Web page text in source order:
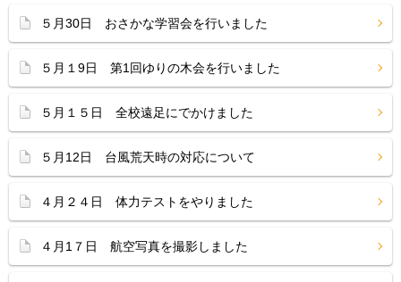
５月30日 おさかな学習会を行いました
５月１9日 第1回ゆりの木会を行いました
５月１５日 全校遠足にでかけました
５月12日 台風荒天時の対応について
４月２４日 体力テストをやりました
４月1７日 航空写真を撮影しました